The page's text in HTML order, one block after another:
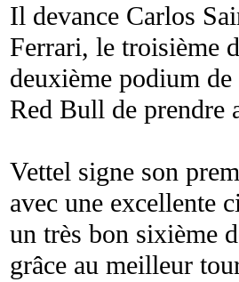
Il devance Carlos
Ferrari, le troisième
deuxième podium
Red Bull de prendre
Vettel signe son
avec une excellente
un très bon sixième
grâce au meilleur